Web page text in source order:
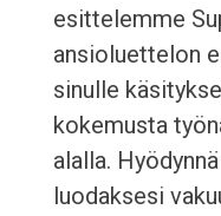
esittelemme
ansioluettelon
sinulle
kokemusta
alalla.
luodaksesi